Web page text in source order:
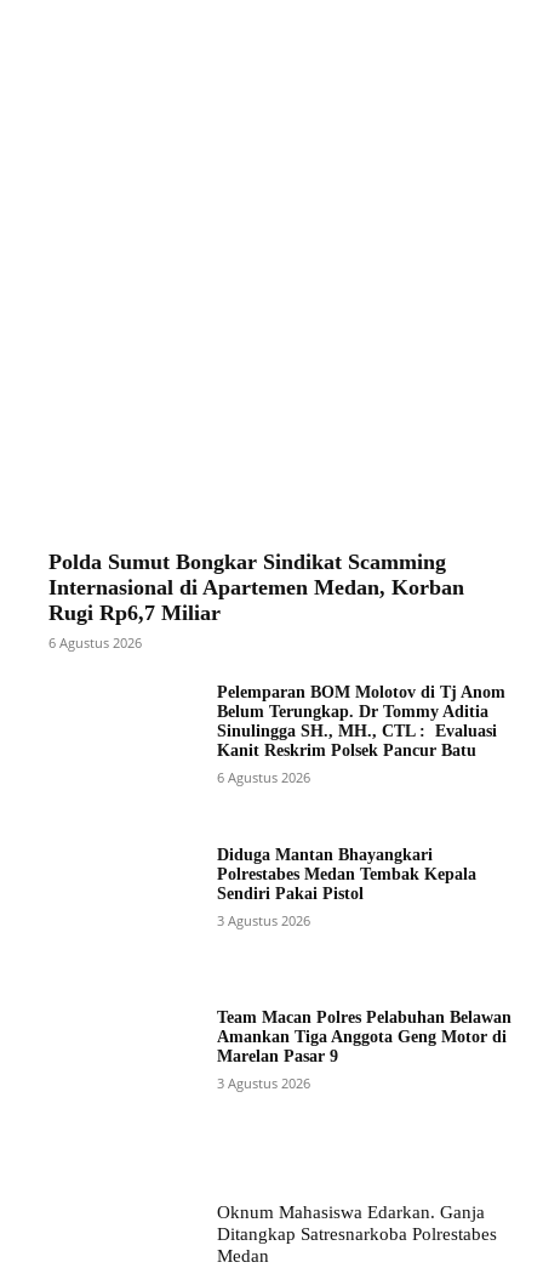
Polda Sumut Bongkar Sindikat Scamming
Internasional di Apartemen Medan, Korban
Rugi Rp6,7 Miliar
6 Agustus 2026
Pelemparan BOM Molotov di Tj Anom
Belum Terungkap. Dr Tommy Aditia
Sinulingga SH., MH., CTL : Evaluasi
Kanit Reskrim Polsek Pancur Batu
6 Agustus 2026
Diduga Mantan Bhayangkari
Polrestabes Medan Tembak Kepala
Sendiri Pakai Pistol
3 Agustus 2026
Team Macan Polres Pelabuhan Belawan
Amankan Tiga Anggota Geng Motor di
Marelan Pasar 9
3 Agustus 2026
Oknum Mahasiswa Edarkan. Ganja
Ditangkap Satresnarkoba Polrestabes
Medan